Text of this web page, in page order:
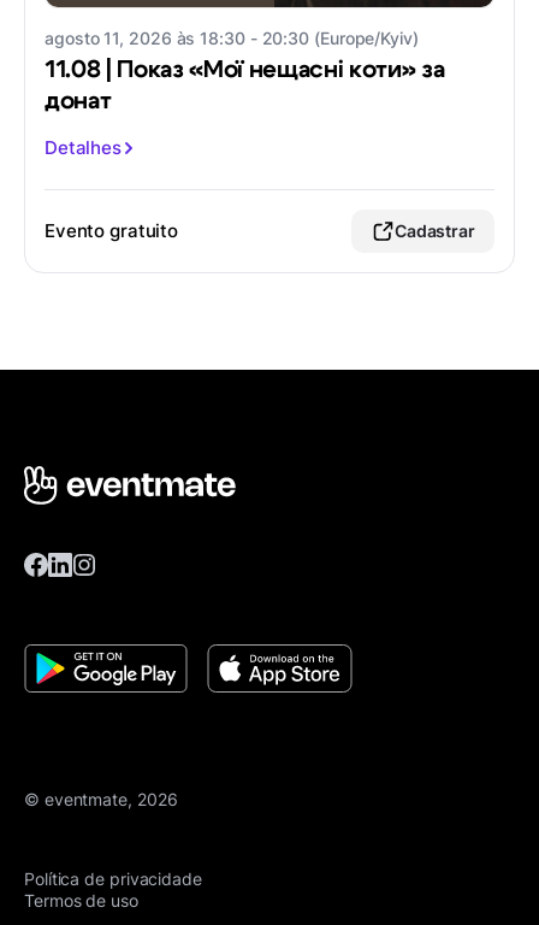
agosto 11, 2026 às 18:30 - 20:30 (Europe/Kyiv)
11.08 | Показ «Мої нещасні коти» за
донат
Detalhes
Evento gratuito Cadastrar
© eventmate, 2026
Política de privacidade
Termos de uso